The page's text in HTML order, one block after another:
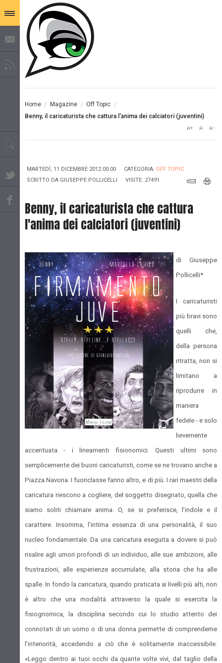
Home / Magazine / Off Topic /
Benny, il caricaturista che cattura l'anima dei calciatori (juventini)
MARTEDÌ, 11 DICEMBRE 2012 00:00 CATEGORIA: OFF TOPIC
SCRITTO DA GIUSEPPE POLLICELLI VISITE: 27491
Benny, il caricaturista che cattura
l'anima dei calciatori (juventini)
di Giuseppe
Pollicelli*
I caricaturisti
più bravi sono
quelli che,
della persona
ritratta, non si
limitano a
riprodurre in
maniera
fedele - e solo
lievemente
accentuata - i lineamenti fisionomici. Questi ultimi sono
semplicemente dei buoni caricaturisti, come se ne trovano anche a
Piazza Navona. I fuoriclasse fanno altro, e di più. I rari maestri della
caricatura riescono a cogliere, del soggetto disegnato, quella che
siamo soliti chiamare anima. O, se si preferisce, l’indole e il
carattere. Insomma, l’intima essenza di una personalità, il suo
nucleo fondamentale. Da una caricatura eseguita a dovere si può
risalire agli umori profondi di un individuo, alle sue ambizioni, alle
frustrazioni, alle esperienze accumulate, alla storia che ha alle
spalle. In fondo la caricatura, quando praticata ai livelli più alti, non
è altro che una modalità attraverso la quale si esercita la
fisiognomica, la disciplina secondo cui lo studio attento dei
connotati di un uomo o di una donna permette di comprenderne
l’interiorità, accedendo a ciò che è solitamente inaccessibile.
«Leggo dentro ai tuoi occhi da quante volte vivi, dal taglio della